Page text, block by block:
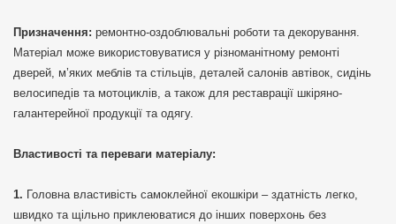
Призначення: ремонтно-оздоблювальні роботи та декорування.
Матеріал може використовуватися у різноманітному ремонті
дверей, м’яких меблів та стільців, деталей салонів автівок, сидінь
велосипедів та мотоциклів, а також для реставрації шкіряно-
галантерейної продукції та одягу.
Властивості та переваги матеріалу:
Головна властивість самоклейної екошкіри – здатність легко,
швидко та щільно приклеюватися до інших поверхонь без